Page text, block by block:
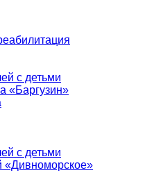
с детьми
«Баргузин»
с детьми
«Дивноморское»